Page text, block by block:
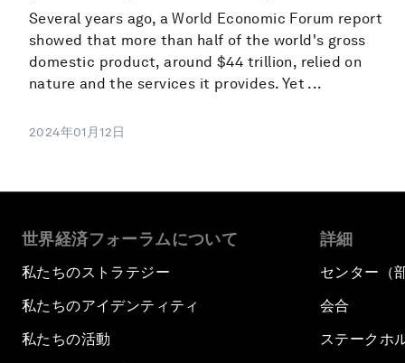
Several years ago, a World Economic Forum report
showed that more than half of the world's gross
domestic product, around $44 trillion, relied on
nature and the services it provides. Yet ...
2024年01月12日
世界経済フォーラムについて
私たちのストラテジー
私たちのアイデンティティ
私たちの活動
詳細
センター（
会合
ステークホ